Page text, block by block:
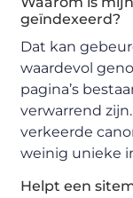
geïndexeerd?
Dat kan
waardevol
pagina’s
verwarrend
verkeerde
weinig unieke
Helpt een